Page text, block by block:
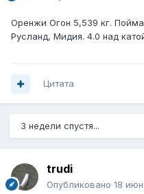
Оренжи Огон 5,539 кг.
Русланд, Мидия. 4.0 над
Цитата
3 недели спустя...
trudi
Опубликовано 18